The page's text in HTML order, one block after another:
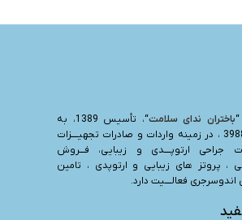
باختران ندای سلامت
“، تأسیس 1389، به
شــــماره ثبت 39885 ، در زمینه واردات و صادرات تجهیــــزات
جراحی ارتوپــــدی و زیبایی، فـــروش
، پروتز های زیبایی و ارتوپدی ، تامین
اندوسرجری فعالــــیت دارد.